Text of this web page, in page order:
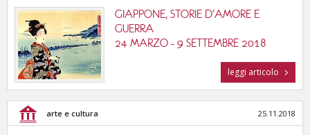
GIAPPONE, STORIE D'AMORE E
GUERRA
24 MARZO - 9 SETTEMBRE 2018
leggi articolo
arte e cultura 25.11.2018